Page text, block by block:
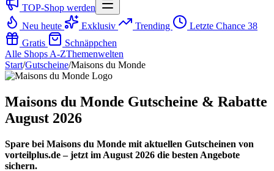
TOP-Shop werden
Neu heute
Exklusiv Trending Letzte Chance 38
Gratis
Schnäppchen
Alle Shops A-ZThemenwelten
Start/Gutscheine/Maisons du Monde
Maisons du Monde Gutscheine & Rabatte
August 2026
Spare bei Maisons du Monde mit aktuellen Gutscheinen von
vorteilplus.de – jetzt im August 2026 die besten Angebote
sichern.